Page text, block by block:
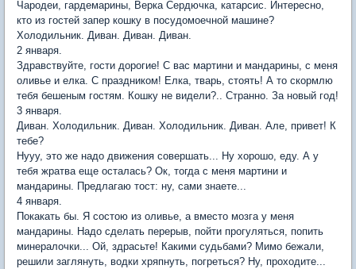
Чародеи, гардемарины, Верка Сердючка, катарсис. Интересно,
кто из гостей запер кошку в посудомоечной машине?
Холодильник. Диван. Диван. Диван.
2 января.
Здравствуйте, гости дорогие! С вас мартини и мандарины, с меня
оливье и елка. С праздником! Елка, тварь, стоять! А то скормлю
тебя бешеным гостям. Кошку не видели?.. Странно. За новый год!
3 января.
Диван. Холодильник. Диван. Холодильник. Диван. Але, привет! К
тебе?
Нууу, это же надо движения совершать... Ну хорошо, еду. А у
тебя жратва еще осталась? Ок, тогда с меня мартини и
мандарины. Предлагаю тост: ну, сами знаете...
4 января.
Покакать бы. Я состою из оливье, а вместо мозга у меня
мандарины. Надо сделать перерыв, пойти прогуляться, попить
минералочки... Ой, здрасьте! Какими судьбами? Мимо бежали,
решили заглянуть, водки хряпнуть, погреться? Ну, проходите...